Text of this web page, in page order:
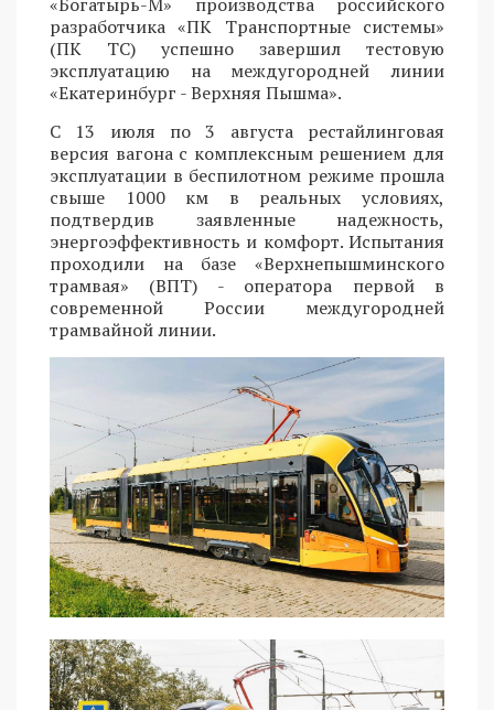
разработчика «ПК Транспортные системы»
(ПК ТС) успешно завершил тестовую
эксплуатацию на междугородней линии
«Екатеринбург - Верхняя Пышма».
С 13 июля по 3 августа рестайлинговая
версия вагона с комплексным решением для
эксплуатации в беспилотном режиме прошла
свыше 1000 км в реальных условиях,
подтвердив заявленные надежность,
энергоэффективность и комфорт. Испытания
проходили на базе «Верхнепышминского
трамвая» (ВПТ) - оператора первой в
современной России междугородней
трамвайной линии.